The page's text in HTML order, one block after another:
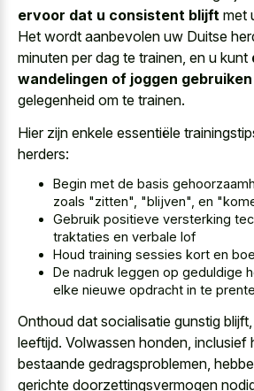
ervoor dat u consistent blijft met
Het wordt aanbevolen uw Duitse
minuten per dag te trainen, en u kunt
wandelingen of joggen gebruiken
gelegenheid om te trainen.
Hier zijn enkele essentiële
herders:
Begin met de basis
zoals "zitten", "blijven", en
Gebruik positieve versterking
traktaties en verbale lof
Houd training sessies kort en
De nadruk leggen op geduldige
elke nieuwe opdracht in te
Onthoud dat socialisatie gunstig
leeftijd. Volwassen honden, inclusief
bestaande gedragsproblemen,
gerichte doorzettingsvermogen